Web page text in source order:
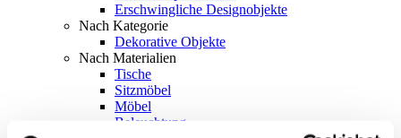
Erschwingliche Designobjekte
Nach Kategorie
Dekorative Objekte
Nach Materialien
Tische
Sitzmöbel
Möbel
Beleuchtung